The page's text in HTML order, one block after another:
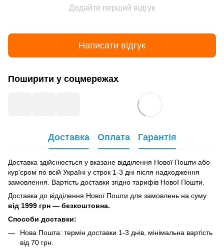
Додайте перший відгук
Написати відгук
Поширити у соцмережах
Доставка Оплата Гарантія
Доставка здійснюється у вказане відділення Нової Пошти або
кур'єром по всій Україні у строк 1-3 дні після надходження
замовлення. Вартість доставки згідно тарифів Нової Пошти.
Доставка до відділення Нової Пошти для замовлень на суму
від 1999 грн — безкоштовна.
Способи доставки:
Нова Пошта: термін доставки 1-3 днів, мінімальна вартість
від 70 грн.